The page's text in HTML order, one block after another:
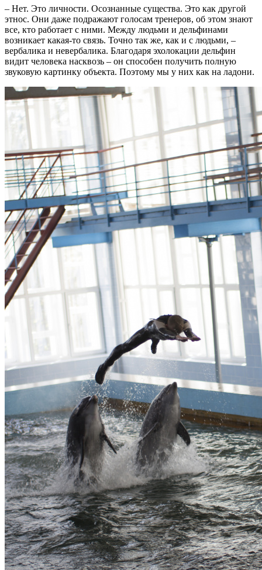
– Нет. Это личности. Осознанные существа. Это как другой
этнос. Они даже подражают голосам тренеров, об этом знают
все, кто работает с ними. Между людьми и дельфинами
возникает какая-то связь. Точно так же, как и с людьми, –
вербалика и невербалика. Благодаря эхолокации дельфин
видит человека насквозь – он способен получить полную
звуковую картинку объекта. Поэтому мы у них как на ладони.